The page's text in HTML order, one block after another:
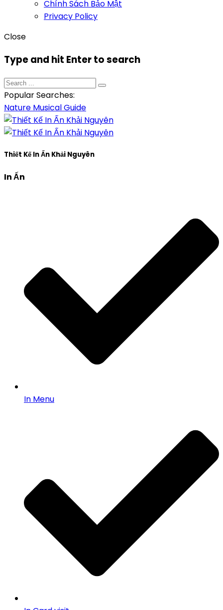
Chính Sách Bảo Mật
Privacy Policy
Close
Type and hit Enter to search
Popular Searches:
Nature MusicalGuide
Thiết Kế In Ấn Khải Nguyên
In Ấn
In Menu